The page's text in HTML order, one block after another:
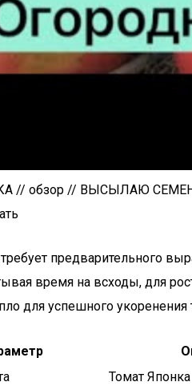
// обзор // ВЫСЫЛАЮ
предварительного
время на всходы, для
для успешного укоренения
Томат Японка